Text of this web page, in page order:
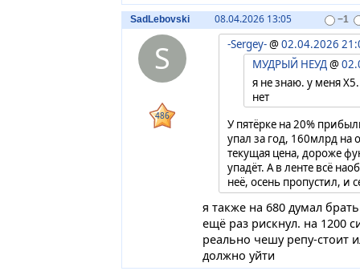
SadLebovski 08.04.2026 13:05 −1
S
486
-Sergey-@02.04.2026
МУДРЫЙ НЕУД@
я не знаю. у меня
нет
У пятёрке на 20%
упал за год, 160млрд на
текущая цена, дороже
упадёт. А в ленте всё
неё, осень пропустил, и
стороны перспективы и
годовому отчёту
Позитив тоже помню
пошёл.
я также на 680 думал
ещё раз рискнул. на 1200
реально чешу репу-стоит
должно уйти